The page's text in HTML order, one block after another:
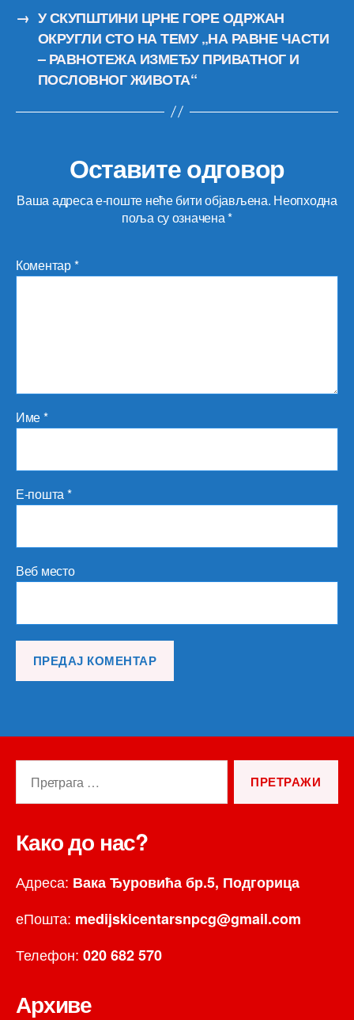
→ У СКУПШТИНИ ЦРНЕ ГОРЕ ОДРЖАН
ОКРУГЛИ СТО НА ТЕМУ „НА РАВНЕ ЧАСТИ
– РАВНОТЕЖА ИЗМЕЂУ ПРИВАТНОГ И
ПОСЛОВНОГ ЖИВОТА“
Оставите одговор
Ваша адреса е-поште неће бити објављена. Неопходна
поља су означена*
Коментар*
Име*
Е-пошта*
Веб место
Како до нас?
Адреса: Вака Ђуровића бр.5, Подгорица
еПошта: medijskicentarsnpcg@gmail.com
Телефон: 020 682 570
Архиве